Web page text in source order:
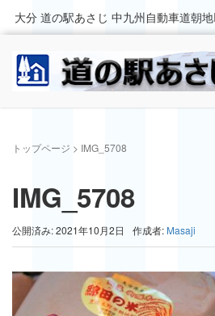
大分 道の駅あさじ 中九州自動車道朝
トップページ > IMG_5708
IMG_5708
公開済み: 2021年10月2日 作成者: Masaji